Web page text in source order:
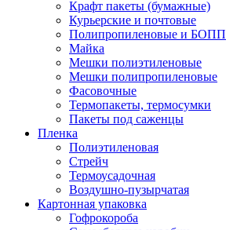
Крафт пакеты (бумажные)
Курьерские и почтовые
Полипропиленовые и БОПП
Майка
Мешки полиэтиленовые
Мешки полипропиленовые
Фасовочные
Термопакеты, термосумки
Пакеты под саженцы
Пленка
Полиэтиленовая
Стрейч
Термоусадочная
Воздушно-пузырчатая
Картонная упаковка
Гофрокороба